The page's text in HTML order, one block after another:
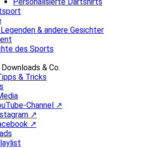
& andere Gesichter
des Sports
& Co.
& Tricks
Channel ↗
↗
↗